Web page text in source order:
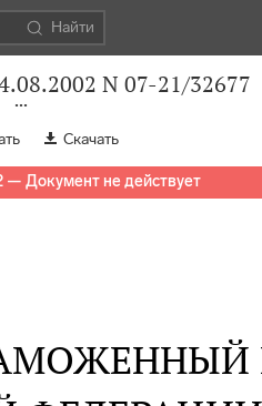
Найти
N 07-21/32677
Скачать
— Документ не действует